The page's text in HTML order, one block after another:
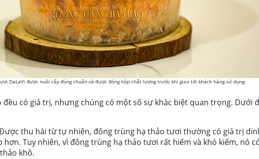
DaLaVi được nuôi cấy đúng chuẩn và được đóng hộp chất lượng trước khi giao tới khách hàng sử dụng.
có giá trị, nhưng chúng có một số sự khác biệt quan trọng. Dưới
thu hái từ tự nhiên, đông trùng hạ thảo tươi thường có giá trị
hơn. Tuy nhiên, vì đông trùng hạ thảo tươi rất hiếm và khó kiếm, nó
khô.